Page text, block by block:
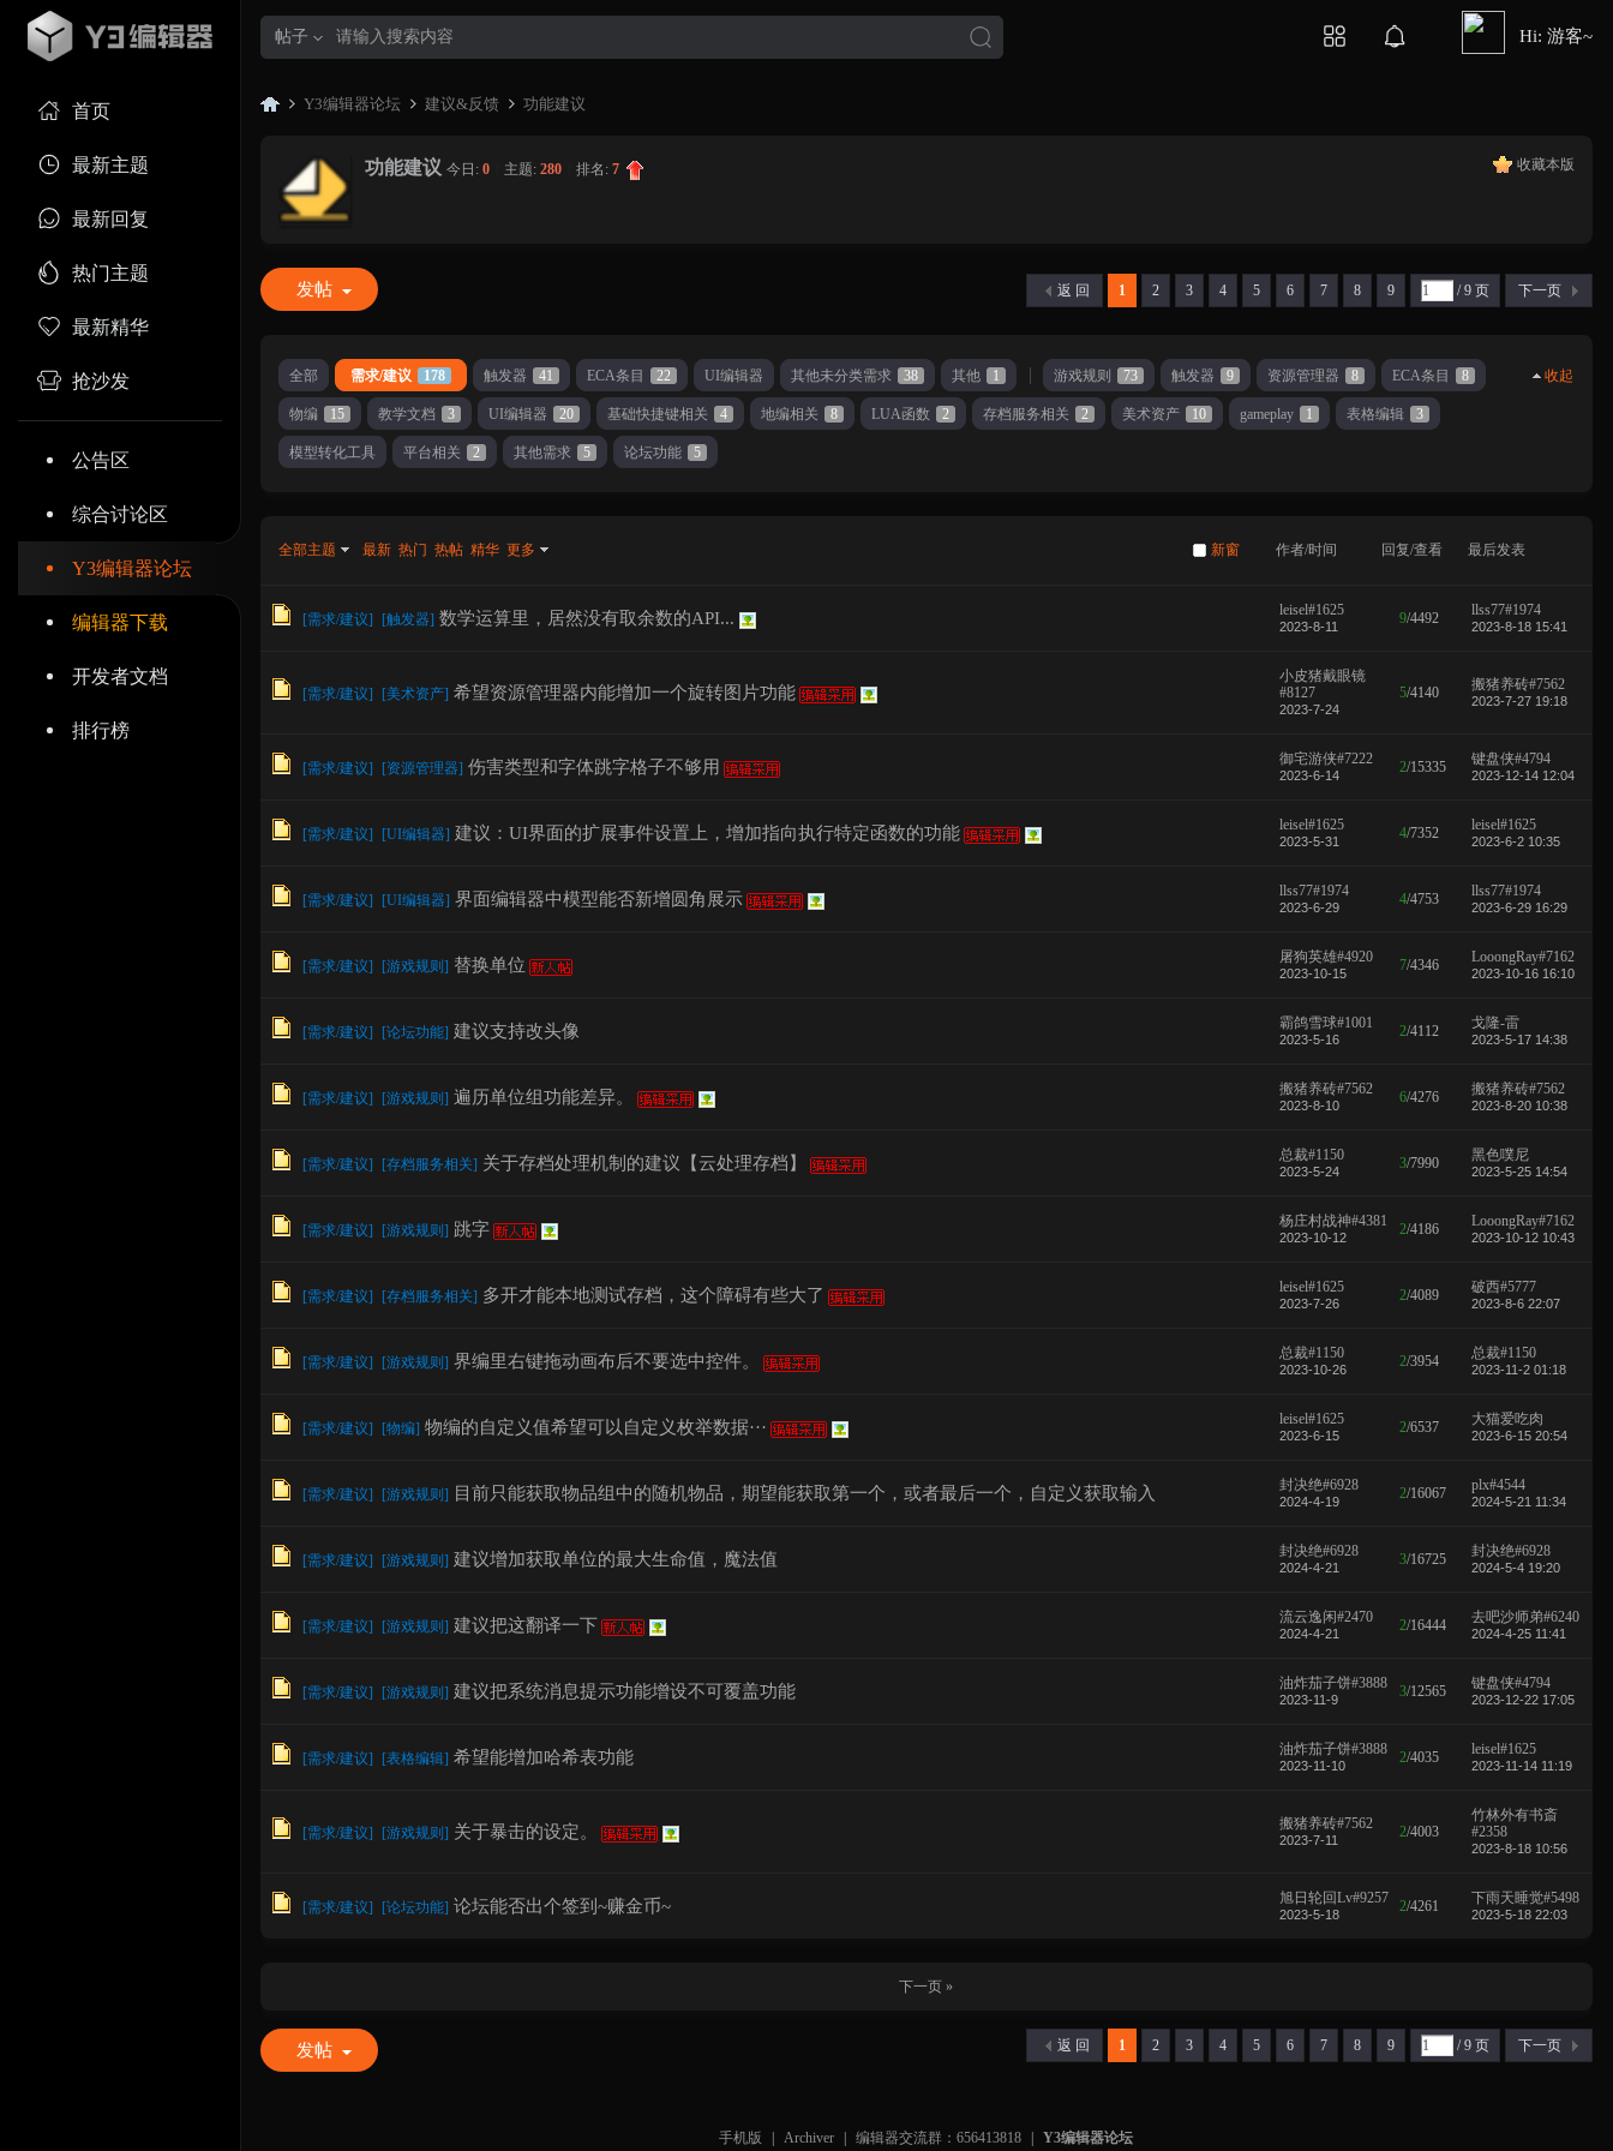
首页
最新主题
最新回复
热门主题
最新精华
抢沙发
公告区
综合讨论区
Y3编辑器论坛
编辑器下载
开发者文档
排行榜
帖子 Hi: 游客~
辑
论
»
Y3编辑器论坛 建议&反馈 功能建议
收藏本版
功能建议 今日:0 主题:280 排名:7
1 2 3 4 5 6 7 8 9 / 9 页 下一页
返 回
发帖
收起
全部 需求/建议 178 触发器 41 ECA条目 22 UI编辑器 其他未分类需求 38 其他 1 游戏规则 73 触发器 9 资源管理器 8 ECA条目 8
物编 15 教学文档 3 UI编辑器 20 基础快捷键相关 4 地编相关 8 LUA函数 2 存档服务相关 2 美术资产 10 gameplay 1 表格编辑 3
模型转化工具 平台相关 2 其他需求 5 论坛功能 5
新窗
全部主题 最新 热门 热帖 精华 更多 作者/时间 回复/查看 最后发表
[需求/建议] [触发器] 数学运算里，居然没有取余数的API... leisel#1625
2023-8-11 9/4492 llss77#1974
2023-8-18 15:41
[需求/建议] [美术资产] 希望资源管理器内能增加一个旋转图片功能
小皮猪戴眼镜
#8127
2023-7-24
5/4140 搬猪养砖#7562
2023-7-27 19:18
[需求/建议] [资源管理器] 伤害类型和字体跳字格子不够用 御宅游侠#7222
2023-6-14 2/15335 键盘侠#4794
2023-12-14 12:04
[需求/建议] [UI编辑器] 建议：UI界面的扩展事件设置上，增加指向执行特定函数的功能 leisel#1625
2023-5-31 4/7352 leisel#1625
2023-6-2 10:35
[需求/建议] [UI编辑器] 界面编辑器中模型能否新增圆角展示 llss77#1974
2023-6-29 4/4753 llss77#1974
2023-6-29 16:29
[需求/建议] [游戏规则] 替换单位 屠狗英雄#4920
2023-10-15 7/4346 LooongRay#7162
2023-10-16 16:10
[需求/建议] [论坛功能] 建议支持改头像 霸鸽雪球#1001
2023-5-16 2/4112 戈隆-雷
2023-5-17 14:38
[需求/建议] [游戏规则] 遍历单位组功能差异。 搬猪养砖#7562
2023-8-10 6/4276 搬猪养砖#7562
2023-8-20 10:38
[需求/建议] [存档服务相关] 关于存档处理机制的建议【云处理存档】 总裁#1150
2023-5-24 3/7990 黑色噗尼
2023-5-25 14:54
[需求/建议] [游戏规则] 跳字 杨庄村战神#4381
2023-10-12 2/4186 LooongRay#7162
2023-10-12 10:43
[需求/建议] [存档服务相关] 多开才能本地测试存档，这个障碍有些大了 leisel#1625
2023-7-26 2/4089 破西#5777
2023-8-6 22:07
[需求/建议] [游戏规则] 界编里右键拖动画布后不要选中控件。 总裁#1150
2023-10-26 2/3954 总裁#1150
2023-11-2 01:18
[需求/建议] [物编] 物编的自定义值希望可以自定义枚举数据··· leisel#1625
2023-6-15 2/6537 大猫爱吃肉
2023-6-15 20:54
[需求/建议] [游戏规则] 目前只能获取物品组中的随机物品，期望能获取第一个，或者最后一个，自定义获取输入 封决绝#6928
2024-4-19 2/16067 plx#4544
2024-5-21 11:34
[需求/建议] [游戏规则] 建议增加获取单位的最大生命值，魔法值 封决绝#6928
2024-4-21 3/16725 封决绝#6928
2024-5-4 19:20
[需求/建议] [游戏规则] 建议把这翻译一下 流云逸闲#2470
2024-4-21 2/16444 去吧沙师弟#6240
2024-4-25 11:41
[需求/建议] [游戏规则] 建议把系统消息提示功能增设不可覆盖功能 油炸茄子饼#3888
2023-11-9 3/12565 键盘侠#4794
2023-12-22 17:05
[需求/建议] [表格编辑] 希望能增加哈希表功能 油炸茄子饼#3888
2023-11-10 2/4035 leisel#1625
2023-11-14 11:19
[需求/建议] [游戏规则] 关于暴击的设定。 搬猪养砖#7562
2023-7-11 2/4003
竹林外有书斎
#2358
2023-8-18 10:56
[需求/建议] [论坛功能] 论坛能否出个签到~赚金币~ 旭日轮回Lv#9257
2023-5-18 2/4261 下雨天睡觉#5498
2023-5-18 22:03
下一页 »
1 2 3 4 5 6 7 8 9 / 9 页 下一页
返 回
发帖
手机版 Archiver 编辑器交流群：656413818 Y3编辑器论坛